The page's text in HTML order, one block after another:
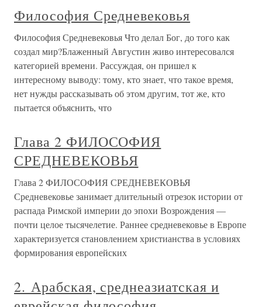
Философия Средневековья
Философия Средневековья Что делал Бог, до того как
создал мир?Блаженный Августин живо интересовался
категорией времени. Рассуждая, он пришел к
интересному выводу: тому, кто знает, что такое время,
нет нужды рассказывать об этом другим, тот же, кто
пытается объяснить, что
Глава 2 ФИЛОСОФИЯ
СРЕДНЕВЕКОВЬЯ
Глава 2 ФИЛОСОФИЯ СРЕДНЕВЕКОВЬЯ
Средневековье занимает длительный отрезок истории от
распада Римской империи до эпохи Возрождения —
почти целое тысячелетие. Раннее средневековье в Европе
характеризуется становлением христианства в условиях
формирования европейских
2. Арабская, среднеазиатская и